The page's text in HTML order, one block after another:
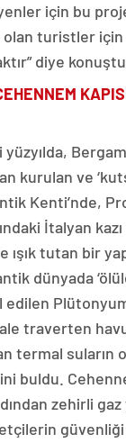
için bu
olan turistler
diye
kurulan ve
Kenti’nde,
İtalyan
tutan bir
dünyada
edilen
traverten
termal suların
buldu.
zehirli gaz
güvenliği